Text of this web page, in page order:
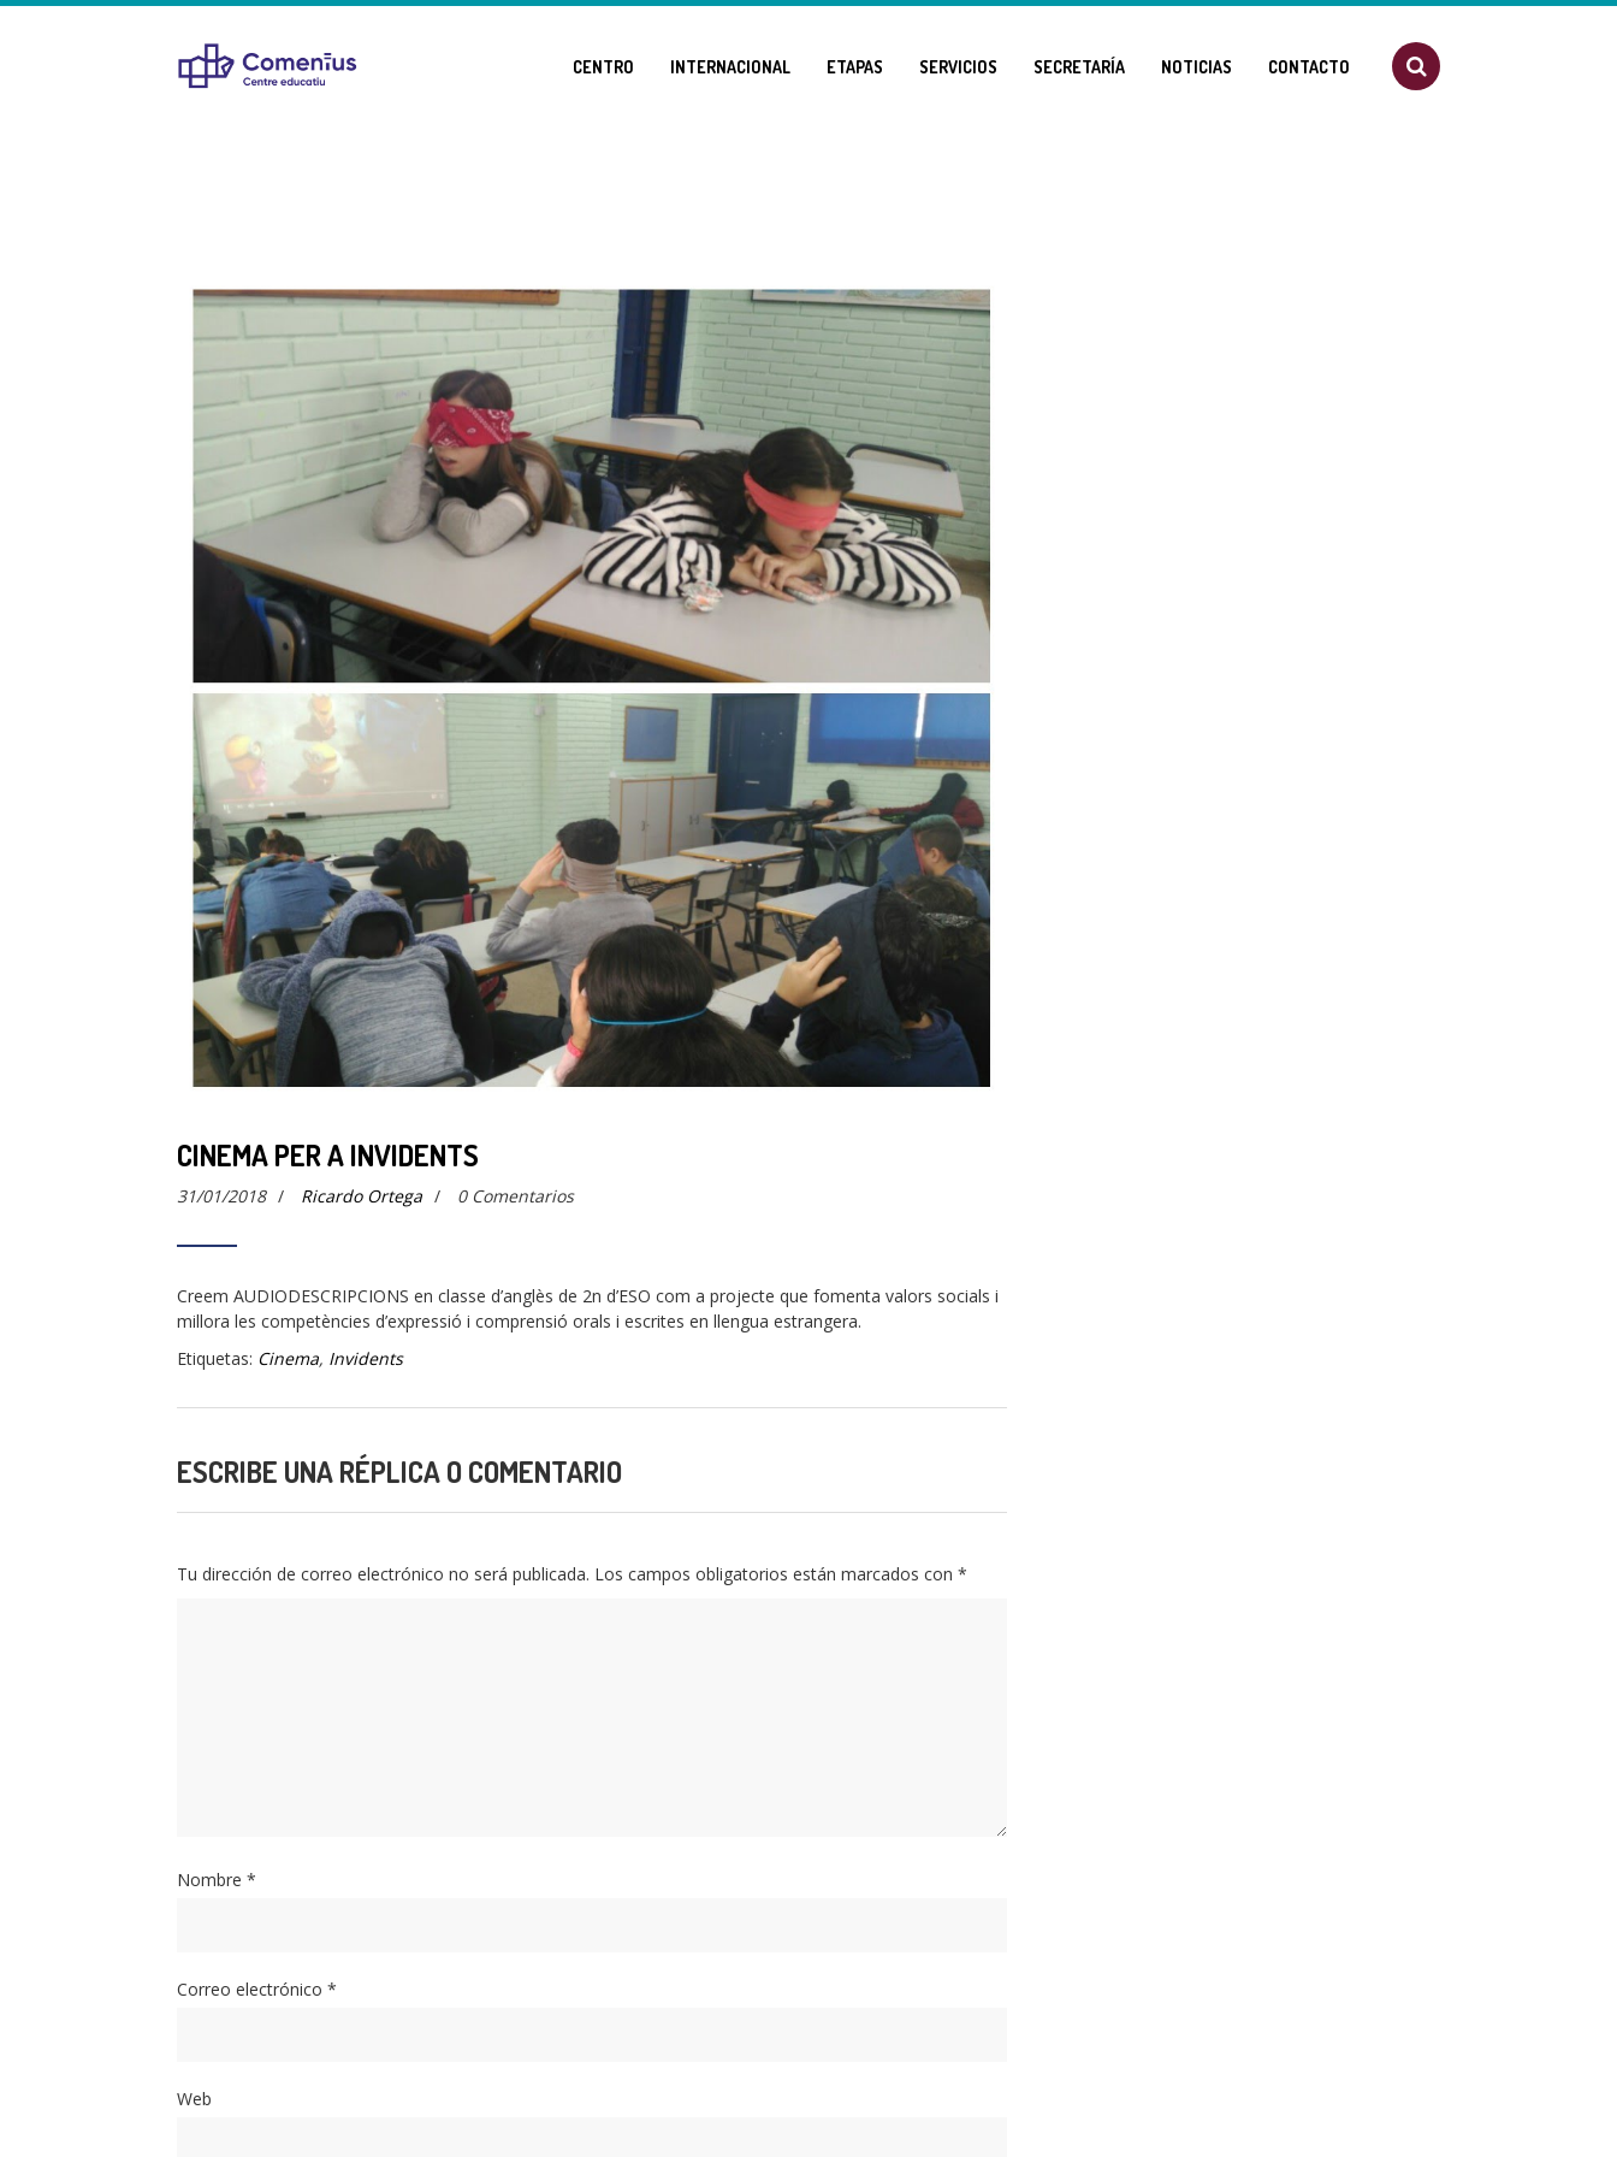
CENTRO INTERNACIONAL ETAPAS SERVICIOS SECRETARÍA NOTICIAS CONTACTO
CINEMA PER A INVIDENTS
31/01/2018 / Ricardo Ortega / 0 Comentarios
Creem AUDIODESCRIPCIONS en classe d’anglès de 2n d’ESO com a projecte que fomenta valors socials i
millora les competències d’expressió i comprensió orals i escrites en llengua estrangera.
Etiquetas: Cinema, Invidents
ESCRIBE UNA RÉPLICA O COMENTARIO
Tu dirección de correo electrónico no será publicada. Los campos obligatorios están marcados con *
Nombre *
Correo electrónico *
Web